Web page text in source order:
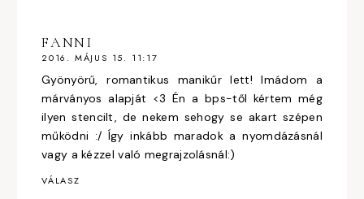
FANNI
2016. MÁJUS 15. 11:17
Gyönyörű, romantikus manikűr lett! Imádom a
márványos alapját <3 Én a bps-től kértem még
ilyen stencilt, de nekem sehogy se akart szépen
működni :/ Így inkább maradok a nyomdázásnál
vagy a kézzel való megrajzolásnál:)
VÁLASZ